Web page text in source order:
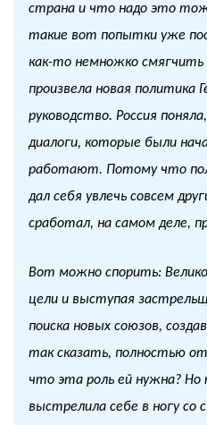
страна и что надо это
такие вот попытки уже
как-то немножко
произвела новая политика
руководство. Россия
диалоги, которые были
работают. Потому что
дал себя увлечь совсем
сработал, на самом деле,
Вот можно спорить:
цели и выступая
поиска новых союзов,
так сказать, полностью
что эта роль ей нужна? Но
выстрелила себе в ногу со